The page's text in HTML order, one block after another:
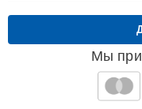
Мы